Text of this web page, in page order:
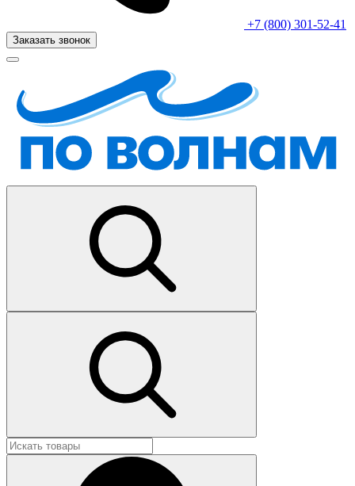
+7 (800) 301-52-41
Заказать звонок